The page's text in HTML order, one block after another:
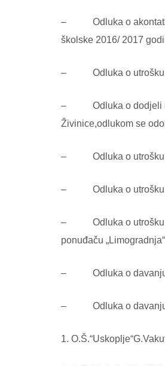
– Odluka o
školske 2016/ 2017
– Odluka o utrošku
– Odluka o dodjeli
Živinice,odlukom se
– Odluka o utrošku
– Odluka o utrošku
– Odluka o utrošku
ponuđaču
– Odluka o davanju
– Odluka o davanju
1.